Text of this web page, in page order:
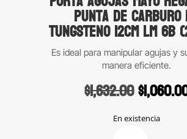
punta de carburo
tungsteno 12cm LM 6B
Es ideal para manipular agujas y
manera eficiente.
$1,632.00Original
price
was:
$
En existencia